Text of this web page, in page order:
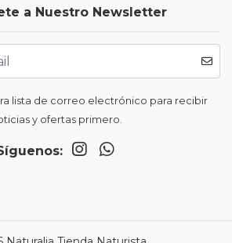
a Nuestro Newsletter
lista de correo electrónico para recibir
y ofertas primero.